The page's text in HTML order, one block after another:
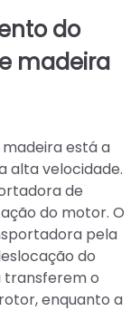
do
madeira
está a
alta velocidade.
de
do motor. O
pela
do
transferem o
enquanto a